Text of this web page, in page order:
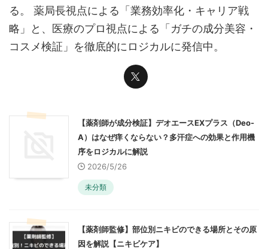
る。 薬局長視点による「業務効率化・キャリア戦
略」と、医療のプロ視点による「ガチの成分美容・
コスメ検証」を徹底的にロジカルに発信中。
【薬剤師が成分検証】デオエースEXプラス（Deo-
A）はなぜ痒くならない？多汗症への効果と作用機
序をロジカルに解説
2026/5/26
未分類
【薬剤師監修】部位別ニキビのできる場所とその原
因を解説【ニキビケア】